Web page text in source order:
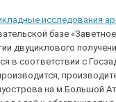
исследования
базе
двуциклового
в соответствии с
на м.Большой